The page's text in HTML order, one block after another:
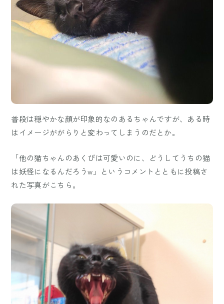
普段は穏やかな顔が印象的なのあるちゃんですが、ある時
はイメージががらりと変わってしまうのだとか。
「他の猫ちゃんのあくびは可愛いのに、どうしてうちの猫
は妖怪になるんだろうw」というコメントとともに投稿さ
れた写真がこちら。